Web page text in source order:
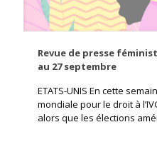
Revue de presse
au 27 septembre
ETATS-UNIS En cette
mondiale pour le droit à
alors que les élections